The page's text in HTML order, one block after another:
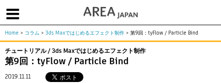
体験版で始める 学生向け無償版 ソフトを購入
About us | フォーラム | お問合せ
Home > コラム > 3ds Maxではじめるエフェクト制作 > 第9回：tyFlow / Particle Bind
チュートリアル / 3ds Maxではじめるエフェクト制作
第9回：tyFlow / Particle Bind
2019.11.11